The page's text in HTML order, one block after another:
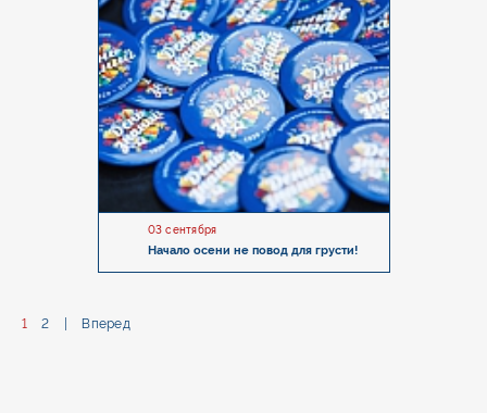
03 сентября
Начало осени не повод для грусти!
1 2 Вперед